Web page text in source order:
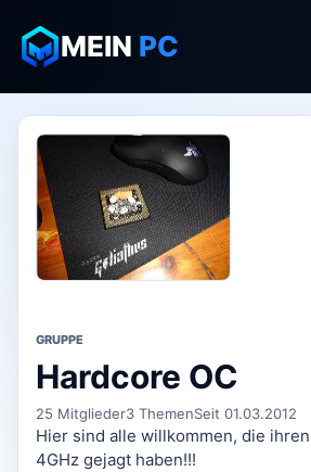
MEIN PC
GRUPPE
Hardcore OC
25 Mitglieder3 ThemenSeit 01.03.2012
Hier sind alle willkommen, die
4GHz gejagt haben!!!